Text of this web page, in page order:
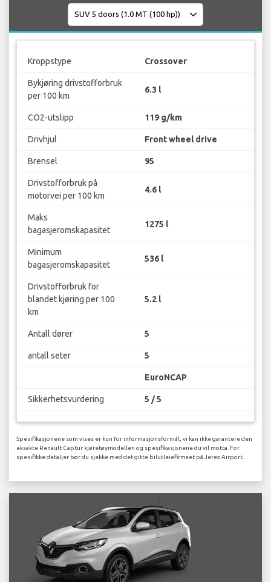
Kroppstype Crossover
Bykjøring drivstofforbruk
per 100 km
6.3 l
CO2-utslipp 119 g/km
Drivhjul Front wheel drive
Brensel 95
Drivstofforbruk på
motorvei per 100 km
4.6 l
Maks
bagasjeromskapasitet
1275 l
Minimum
bagasjeromskapasitet
536 l
Drivstofforbruk for
blandet kjøring per 100
km
5.2 l
Antall dører 5
antall seter 5
EuroNCAP
Sikkerhetsvurdering 5 / 5
Spesifikasjonene som vises er kun for informasjonsformål, vi kan ikke garantere den
eksakte Renault Captur kjøretøymodellen og spesifikasjonene du vil motta. For
spesifikke detaljer bør du sjekke med det gitte bilutleiefirmaet på Jerez Airport.